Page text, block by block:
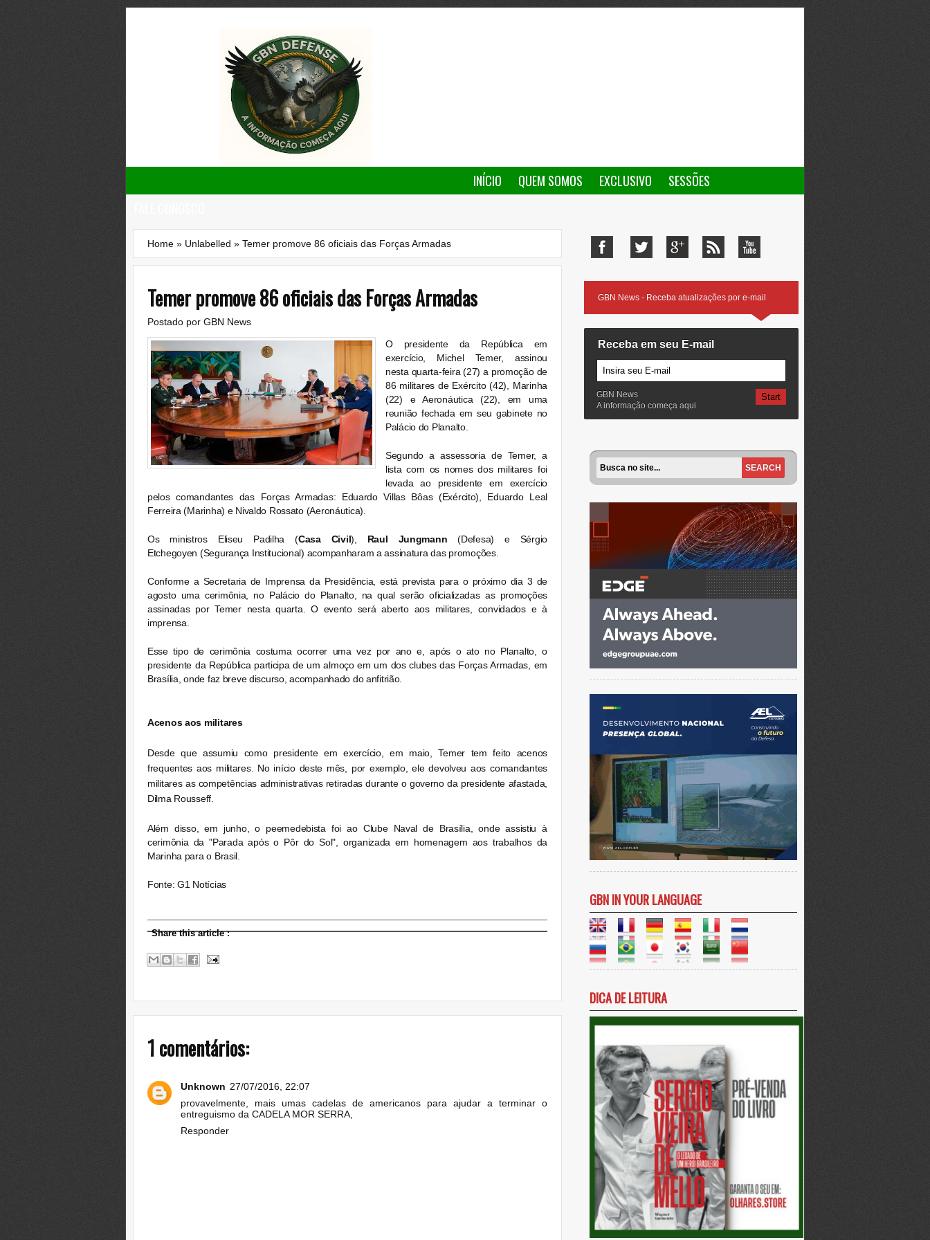
INÍCIO QUEM SOMOS EXCLUSIVO
SESSÕES
Home » Unlabelled » Temer promove 86 oficiais das Forças Armadas
Temer promove 86 oficiais das Forças Armadas
Postado por GBN News
O presidente da República em
exercício, Michel Temer, assinou
nesta quarta-feira (27) a promoção de
86 militares de Exército (42), Marinha
(22) e Aeronáutica (22), em uma
reunião fechada em seu gabinete no
Palácio do Planalto.
Segundo a assessoria de Temer, a
lista com os nomes dos militares foi
levada ao presidente em exercício
pelos comandantes das Forças Armadas: Eduardo Villas Bôas (Exército), Eduardo Leal
Ferreira (Marinha) e Nivaldo Rossato (Aeronáutica).
Os ministros Eliseu Padilha (Casa Civil), Raul Jungmann (Defesa) e Sérgio
Etchegoyen (Segurança Institucional) acompanharam a assinatura das promoções.
Conforme a Secretaria de Imprensa da Presidência, está prevista para o próximo dia 3 de
agosto uma cerimônia, no Palácio do Planalto, na qual serão oficializadas as promoções
assinadas por Temer nesta quarta. O evento será aberto aos militares, convidados e à
imprensa.
Esse tipo de cerimônia costuma ocorrer uma vez por ano e, após o ato no Planalto, o
presidente da República participa de um almoço em um dos clubes das Forças Armadas, em
Brasília, onde faz breve discurso, acompanhado do anfitrião.
Acenos aos militares
Desde que assumiu como presidente em exercício, em maio, Temer tem feito acenos
frequentes aos militares. No início deste mês, por exemplo, ele devolveu aos comandantes
militares as competências administrativas retiradas durante o governo da presidente afastada,
Dilma Rousseff.
Além disso, em junho, o peemedebista foi ao Clube Naval de Brasília, onde assistiu à
cerimônia da "Parada após o Pôr do Sol", organizada em homenagem aos trabalhos da
Marinha para o Brasil.
Fonte: G1 Notícias
Share this article:
1 comentários:
Unknown 27/07/2016, 22:07
provavelmente, mais umas cadelas de americanos para ajudar a terminar o
entreguismo da CADELA MOR SERRA,
Responder
GBN News - Receba atualizações por e-mail
Receba em seu E-mail
GBN News
A informação começa aqui
GBN IN YOUR LANGUAGE
DICA DE LEITURA